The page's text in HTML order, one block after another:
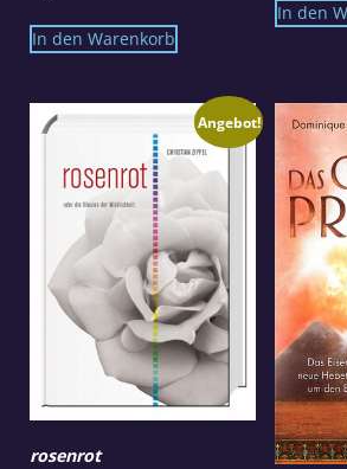
In den Warenkorb
In den
Angebot!
rosenrot